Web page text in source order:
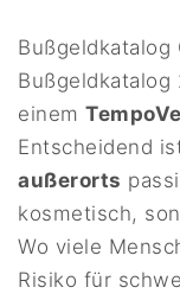
einem
Entscheidend
außerorts
kosmetisch,
Wo viele
Risiko für